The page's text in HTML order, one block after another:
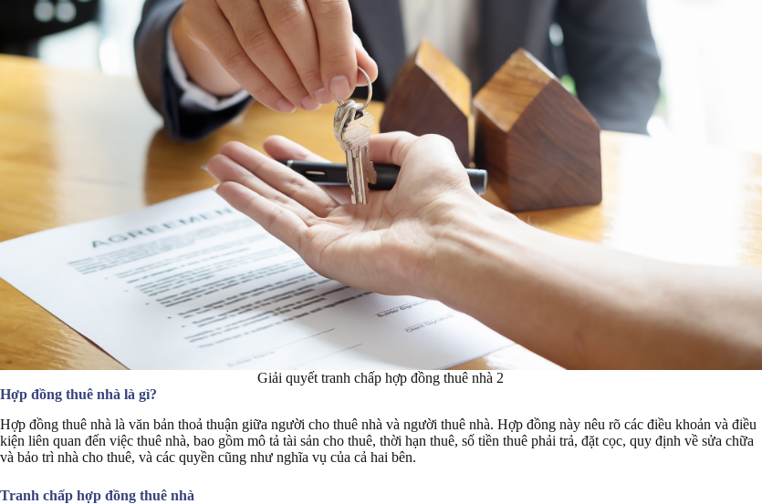
Giải quyết tranh chấp hợp đồng thuê nhà 2
Hợp đồng thuê nhà là gì?
Hợp đồng thuê nhà là văn bản thoả thuận giữa người cho thuê nhà và người thuê nhà. Hợp đồng này nêu rõ các điều khoản và điều
kiện liên quan đến việc thuê nhà, bao gồm mô tả tài sản cho thuê, thời hạn thuê, số tiền thuê phải trả, đặt cọc, quy định về sửa chữa
và bảo trì nhà cho thuê, và các quyền cũng như nghĩa vụ của cả hai bên.
Tranh chấp hợp đồng thuê nhà